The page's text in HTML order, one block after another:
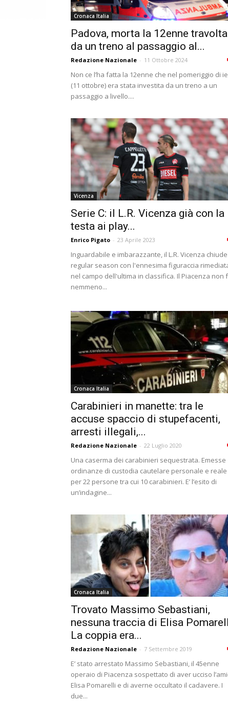
Cronaca Italia
Padova, morta la 12enne travolta
da un treno al passaggio al...
Redazione Nazionale - 11 Ottobre 2024
Non ce l’ha fatta la 12enne che nel pomeriggio di
(11 ottobre) era stata investita da un treno a un
passaggio a livello....
Vicenza
Serie C: il L.R. Vicenza già con la
testa ai play...
Enrico Pigato - 23 Aprile 2023
Inguardabile e imbarazzante, il L.R. Vicenza
regular season con l'ennesima figuraccia
nel campo dell'ultima in classifica. Il Piacenza non
nemmeno...
Cronaca Italia
Carabinieri in manette: tra le
accuse spaccio di stupefacenti,
arresti illegali,...
Redazione Nazionale - 22 Luglio 2020
Una caserma dei carabinieri sequestrata. Emesse
ordinanze di custodia cautelare personale e reale
per 22 persone tra cui 10 carabinieri. E’ l’esito di
un’indagine...
Cronaca Italia
Trovato Massimo Sebastiani,
nessuna traccia di Elisa
La coppia era...
Redazione Nazionale - 7 Settembre 2019
E’ stato arrestato Massimo Sebastiani, il 45enne
operaio di Piacenza sospettato di aver ucciso
Elisa Pomarelli e di averne occultato il cadavere. I
due...